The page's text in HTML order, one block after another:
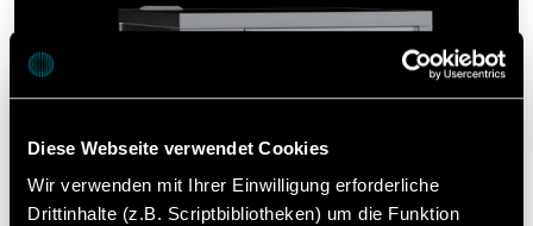
Diese Webseite verwendet Cookies
Wir verwenden mit Ihrer Einwilligung erforderliche
Drittinhalte (z.B. Scriptbibliotheken) um die Funktion